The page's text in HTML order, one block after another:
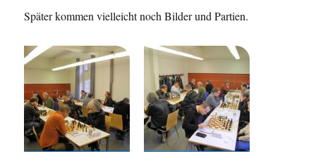
Später kommen vielleicht noch Bilder und Partien.